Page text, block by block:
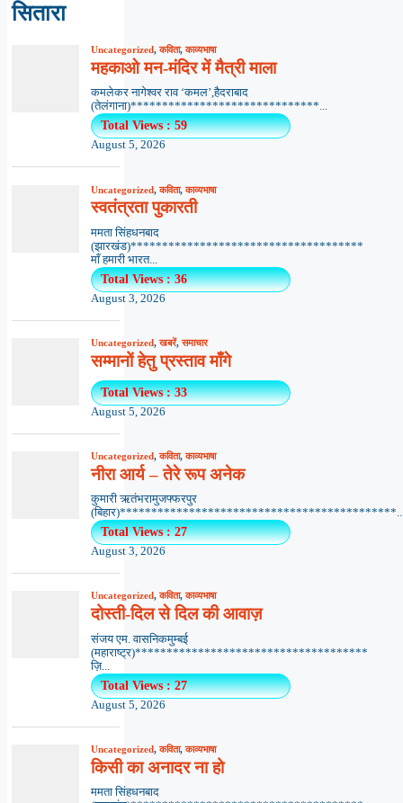
सितारा
Uncategorized,कविता,काव्यभाषा
महकाओ मन-मंदिर में मैत्री माला
कमलेकर नागेश्वर राव ‘कमल’,हैदराबाद
(तेलंगाना)******************************...
Total Views : 59
August 5, 2026
Uncategorized,कविता,काव्यभाषा
स्वतंत्रता पुकारती
ममता सिंहधनबाद
(झारखंड)*************************************
माँ हमारी भारत...
Total Views : 36
August 3, 2026
Uncategorized,खबरें,समाचार
सम्मानों हेतु प्रस्ताव माँगे
Total Views : 33
August 5, 2026
Uncategorized,कविता,काव्यभाषा
नीरा आर्य – तेरे रूप अनेक
कुमारी ऋतंभरामुजफ्फरपुर
Total Views : 27
August 3, 2026
Uncategorized,कविता,काव्यभाषा
दोस्ती-दिल से दिल की आवाज़
संजय एम. वासनिकमुम्बई
(महाराष्ट्र)*************************************
ज़ि...
Total Views : 27
August 5, 2026
Uncategorized,कविता,काव्यभाषा
किसी का अनादर ना हो
ममता सिंहधनबाद